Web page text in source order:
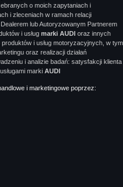
o moich zapytaniach i
i zleceniach w ramach relacji
lub Autoryzowanym Partnerem
i usług marki AUDI oraz innych
i usług motoryzacyjnych, w tym
oraz realizacji działań
i analizie badań: satysfakcji klienta
marki AUDI
i marketingowe poprzez: